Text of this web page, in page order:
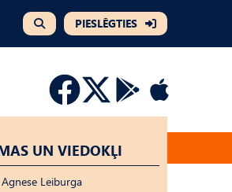
PIESLĒGTIES
UN VIEDOKĻI
Agnese Leiburga